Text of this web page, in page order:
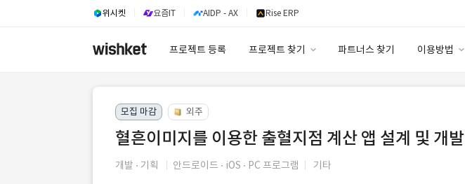
위시켓 요즘IT AIDP - AX Rise ERP
프로젝트 등록 프로젝트 찾기 파트너스 찾기 이용방법
이용요금
고객센터
모집 마감 외주
혈흔이미지를 이용한 출혈지점 계산 앱 설계 및 개발
개발 기획 안드로이드 iOS PC 프로그램 기타